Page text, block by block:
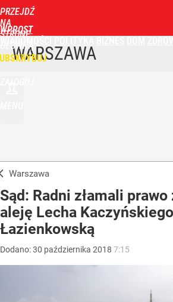
PRZEJDŹ
NA
STRONĘ
GŁÓWNĄ
WPROST
WARSZAWA
Warszawa
Sąd: Radni złamali
aleję Lecha
Łazienkowską
Dodano:30 października 2018 7:15